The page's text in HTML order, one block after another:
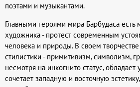
поэтами и музыкантами.
Главными героями мира Барбудаса есть
художника - протест современным
человека и природы. В своем
стилистики - примитивизм, символизм,
несмотря на инкогнито статус,
сочетает западную и восточную